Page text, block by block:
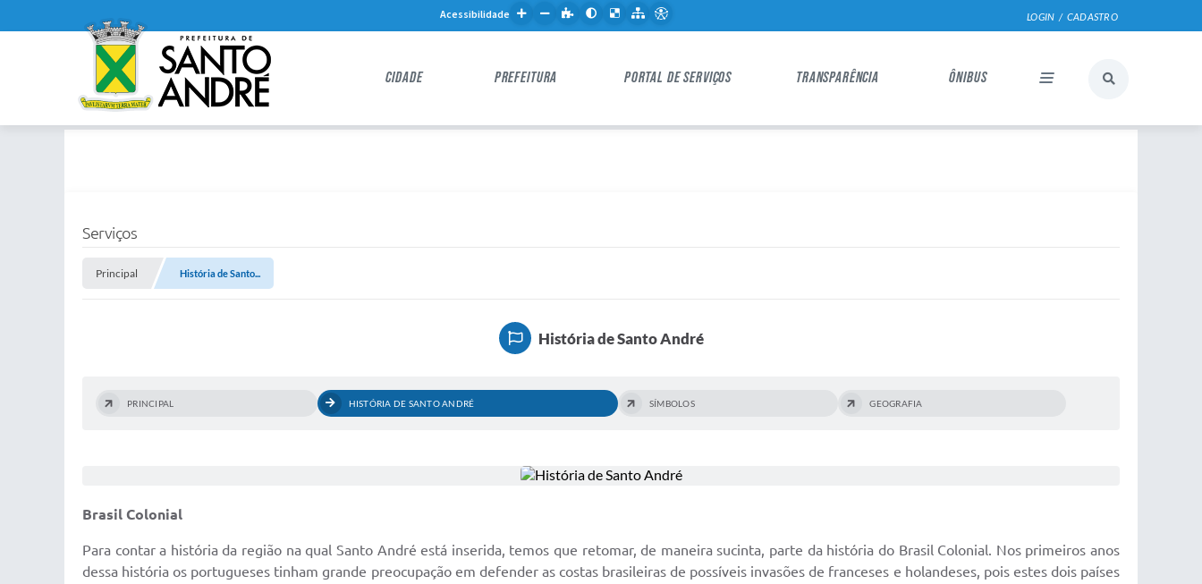
LOGIN / CADASTRO
Acessibilidade
CIDADE PREFEITURA PORTAL DE SERVIÇOS TRANSPARÊNCIA ÔNIBUS
Serviços
Principal História de Santo...
História de Santo André
PRINCIPAL HISTÓRIA DE SANTO ANDRÉ SÍMBOLOS GEOGRAFIA
Brasil Colonial
Para contar a história da região na qual Santo André está inserida, temos que retomar, de maneira sucinta, parte da história do Brasil Colonial. Nos primeiros anos
dessa história os portugueses tinham grande preocupação em defender as costas brasileiras de possíveis invasões de franceses e holandeses, pois estes dois países